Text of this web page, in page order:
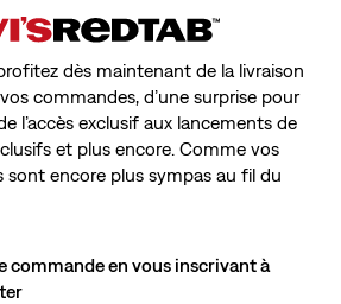
dès maintenant de la livraison
commandes, d’une surprise pour
l’accès exclusif aux lancements de
et plus encore. Comme vos
sont encore plus sympas au fil du
commande en vous inscrivant à